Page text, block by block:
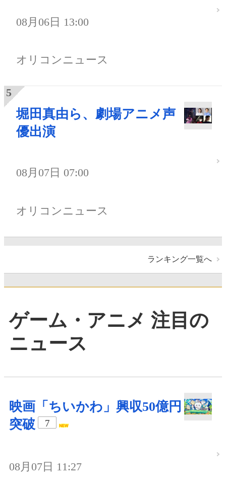
08月06日 13:00
オリコンニュース
堀田真由ら、劇場アニメ声
優出演
08月07日 07:00
オリコンニュース
ランキング一覧へ
ゲーム・アニメ 注目の
ニュース
映画「ちいかわ」興収50億円
突破
7
08月07日 11:27